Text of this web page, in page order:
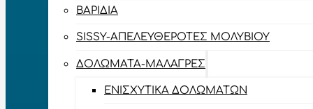
ΒΑΡΊΔΙΑ
SISSY-ΑΠΕΛΕΥΘΕΡΟΤΈΣ ΜΟΛΥΒΙΟΎ
ΔΟΛΏΜΑΤΑ-ΜΑΛΆΓΡΕΣ
ΕΝΙΣΧΥΤΙΚΆ ΔΟΛΩΜΆΤΩΝ